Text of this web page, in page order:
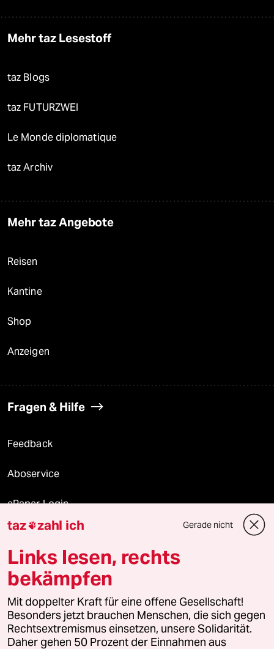
Mehr taz Lesestoff
taz Blogs
taz FUTURZWEI
Le Monde diplomatique
taz Archiv
Mehr taz Angebote
Reisen
Kantine
Shop
Anzeigen
Fragen & Hilfe
Feedback
Aboservice
ePaper Login
Downloads für Abonnierende
© 2026 taz Verlags und Vertriebs GmbH
Alle Rechte vorbehalten. Bei rechtlichen Fragen oder für Genehmigungen
wenden Sie sich bitte an
lizenzen@taz.de
taz zahl ich Gerade nicht
Links lesen, rechts
bekämpfen
Mit doppelter Kraft für eine offene Gesellschaft!
Besonders jetzt brauchen Menschen, die sich gegen
Rechtsextremismus einsetzen, unsere Solidarität.
Daher gehen 50 Prozent der Einnahmen aus